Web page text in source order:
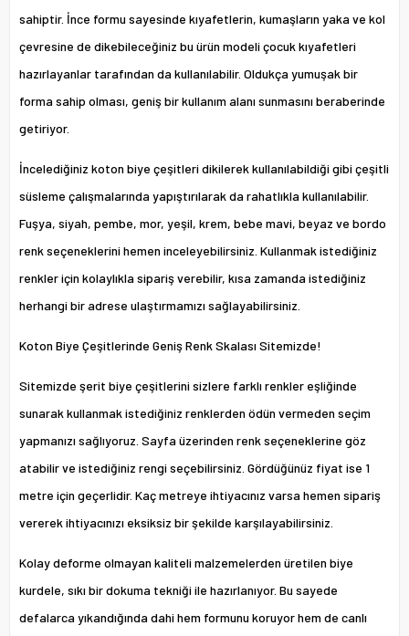
sahiptir. İnce formu sayesinde kıyafetlerin, kumaşların yaka ve kol
çevresine de dikebileceğiniz bu ürün modeli çocuk kıyafetleri
hazırlayanlar tarafından da kullanılabilir. Oldukça yumuşak bir
forma sahip olması, geniş bir kullanım alanı sunmasını beraberinde
getiriyor.
İncelediğiniz koton biye çeşitleri dikilerek kullanılabildiği gibi çeşitli
süsleme çalışmalarında yapıştırılarak da rahatlıkla kullanılabilir.
Fuşya, siyah, pembe, mor, yeşil, krem, bebe mavi, beyaz ve bordo
renk seçeneklerini hemen inceleyebilirsiniz. Kullanmak istediğiniz
renkler için kolaylıkla sipariş verebilir, kısa zamanda istediğiniz
herhangi bir adrese ulaştırmamızı sağlayabilirsiniz.
Koton Biye Çeşitlerinde Geniş Renk Skalası Sitemizde!
Sitemizde şerit biye çeşitlerini sizlere farklı renkler eşliğinde
sunarak kullanmak istediğiniz renklerden ödün vermeden seçim
yapmanızı sağlıyoruz. Sayfa üzerinden renk seçeneklerine göz
atabilir ve istediğiniz rengi seçebilirsiniz. Gördüğünüz fiyat ise 1
metre için geçerlidir. Kaç metreye ihtiyacınız varsa hemen sipariş
vererek ihtiyacınızı eksiksiz bir şekilde karşılayabilirsiniz.
Kolay deforme olmayan kaliteli malzemelerden üretilen biye
kurdele, sıkı bir dokuma tekniği ile hazırlanıyor. Bu sayede
defalarca yıkandığında dahi hem formunu koruyor hem de canlı